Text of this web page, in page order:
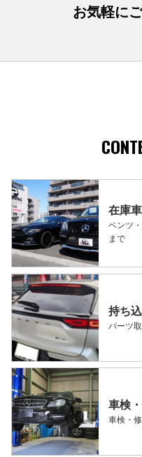
お気軽に
在庫
ベンツ
まで
持ち
パーツ
車検
車検・